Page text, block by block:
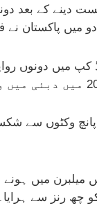
دینے کے
کپ میں
کو پانچ
کو اہم عالمی ایونٹس میں بھی